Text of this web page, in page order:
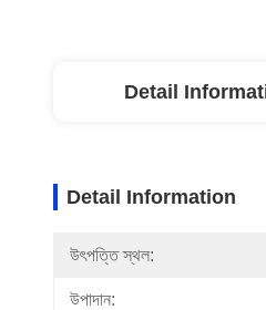
Detail
Detail Information
উৎপত্তি স্থল:
উপাদান: